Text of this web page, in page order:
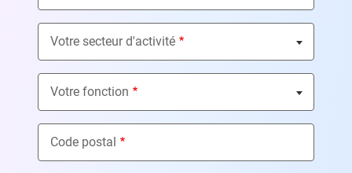
Votre secteur d'activité
Nothing selected
Votre fonction
Nothing selected
Code postal